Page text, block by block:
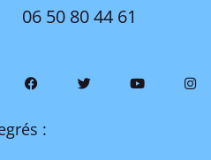
06 50 80 44 61
: